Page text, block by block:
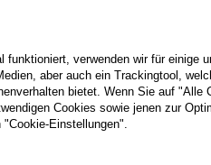
funktioniert, verwenden wir für einige
aber auch ein Trackingtool,
bietet. Wenn Sie auf
Cookies sowie jenen zur
"Cookie-Einstellungen".